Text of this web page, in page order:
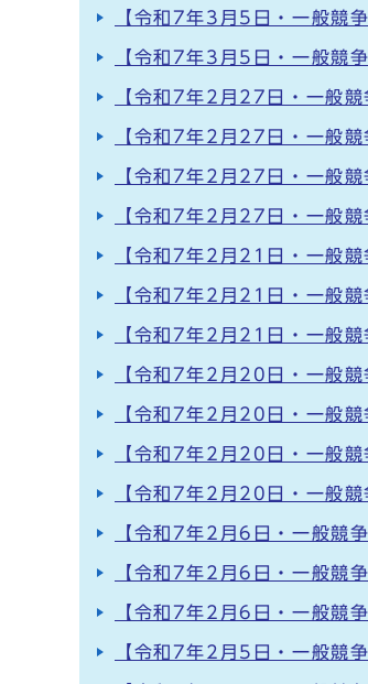
【令和7年3月5日・一般競
【令和7年3月5日・一般競
【令和7年2月27日・一般競
【令和7年2月27日・一般競
【令和7年2月27日・一般競
【令和7年2月27日・一般競
【令和7年2月21日・一般競
【令和7年2月21日・一般競
【令和7年2月21日・一般競
【令和7年2月20日・一般
【令和7年2月20日・一般競
【令和7年2月20日・一般
【令和7年2月20日・一般競
【令和7年2月6日・一般競
【令和7年2月6日・一般競
【令和7年2月6日・一般競
【令和7年2月5日・一般競